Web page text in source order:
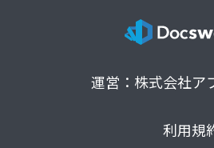
運営：株式会社ア
利用規